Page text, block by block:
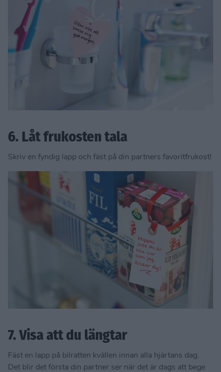
6. Låt frukosten tala
Skriv en fyndig lapp och fäst på din partners favoritfrukost!
7. Visa att du längtar
Fäst en lapp på bilratten kvällen innan alla hjärtans dag.
Det blir det första din partner ser när det är dags att bege